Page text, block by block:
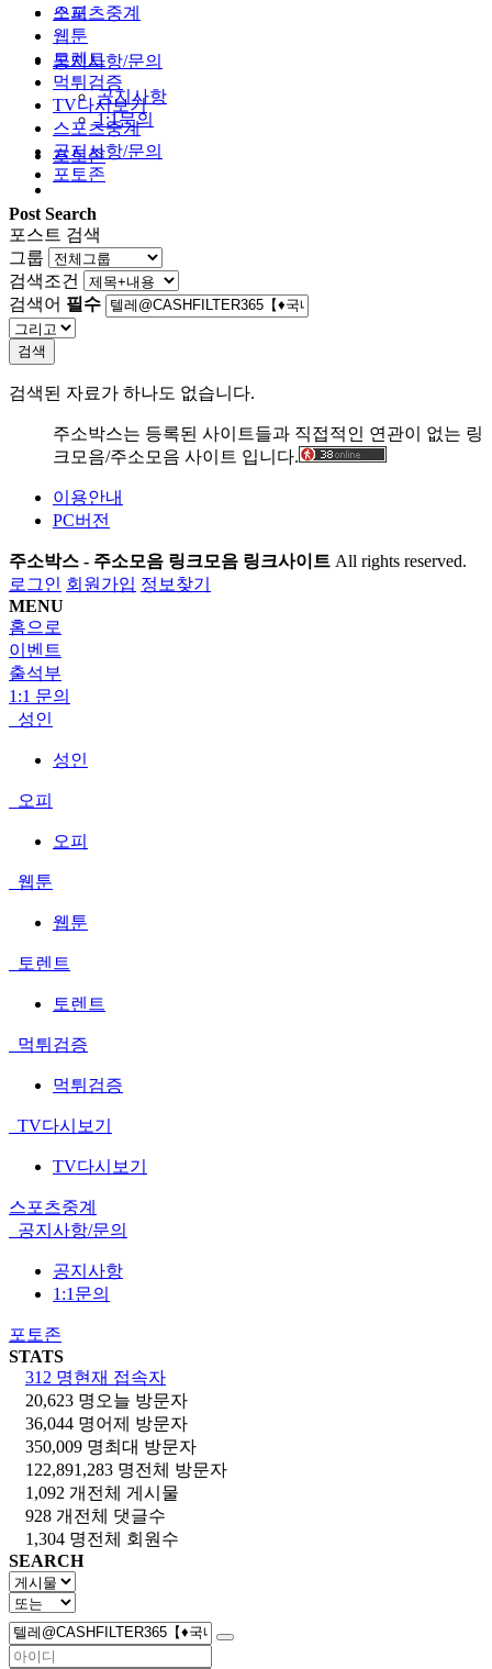
스포츠중계
공지사항/문의
공지사항
1:1문의
포토존
오피
웹툰
토렌트
먹튀검증
TV다시보기
스포츠중계
공지사항/문의
포토존
Post Search
포스트 검색
그룹
검색조건
검색어 필수
검색
검색된 자료가 하나도 없습니다.
주소박스는 등록된 사이트들과 직접적인 연관이 없는 링
크모음/주소모음 사이트 입니다.
이용안내
PC버전
주소박스 - 주소모음 링크모음 링크사이트 All rights reserved.
로그인 회원가입 정보찾기
MENU
홈으로
이벤트
출석부
1:1 문의
성인
성인
오피
오피
웹툰
웹툰
토렌트
토렌트
먹튀검증
먹튀검증
TV다시보기
TV다시보기
스포츠중계
공지사항/문의
공지사항
1:1문의
포토존
STATS
312 명현재 접속자
20,623 명 오늘 방문자
36,044 명어제 방문자
350,009 명최대 방문자
122,891,283 명전체 방문자
1,092 개 전체 게시물
928 개 전체 댓글수
1,304 명전체 회원수
SEARCH